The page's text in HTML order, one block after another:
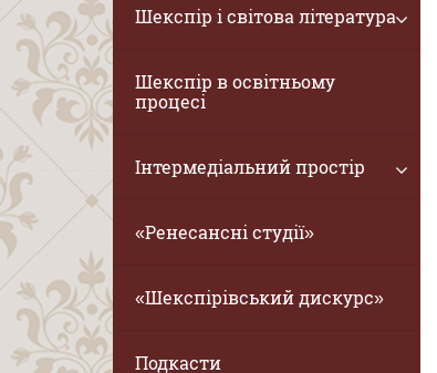
Шекспір і світова література
Шекспір в освітньому
процесі
Інтермедіальний простір
«Ренесансні студії»
«Шекспірівський дискурс»
Подкасти